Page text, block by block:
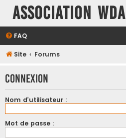
Association WDA
FAQ
Site Forums
Connexion
Nom d’utilisateur :
Mot de passe :